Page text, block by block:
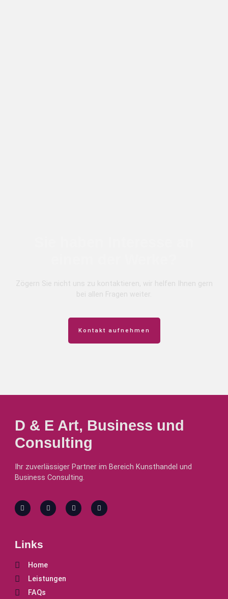
Zögern Sie nicht uns zu kontaktieren, wir helfen Ihnen gern
bei allen Fragen weiter.
Kontakt aufnehmen
D & E Art, Business und
Consulting
Ihr zuverlässiger Partner im Bereich Kunsthandel und
Business Consulting.
Links
Home
Leistungen
FAQs